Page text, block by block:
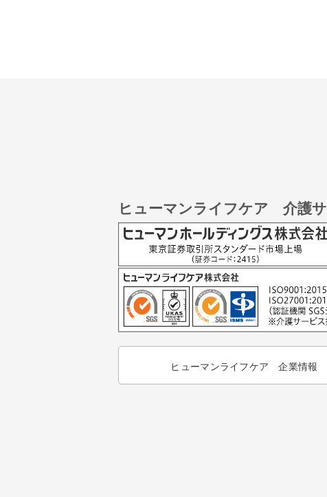
ヒューマンライフケア 介護
ヒューマンライフケア 企業情報